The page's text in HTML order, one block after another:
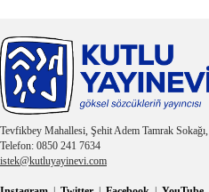
Tevfikbey Mahallesi, Şehit Adem Tamrak
Telefon: 0850 241 7634
istek@kutluyayinevi.com